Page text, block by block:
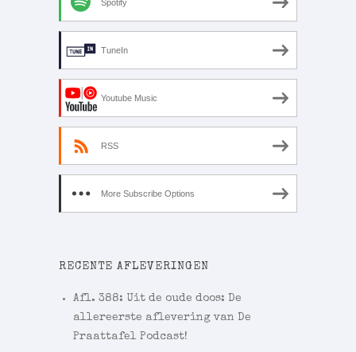
Spotify
TuneIn
Youtube Music
RSS
More Subscribe Options
RECENTE AFLEVERINGEN
Afl. 388: Uit de oude doos: De
allereerste aflevering van De
Praattafel Podcast!